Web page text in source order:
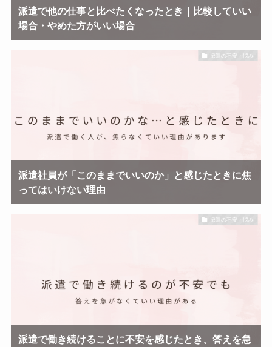
派遣で他の仕事と比べたくなったとき｜比較していい
場合・やめた方がいい場合
派遣の不安・悩み
派遣社員が「このままでいいのか」と感じたときに焦
ってはいけない理由
派遣の不安・悩み
派遣で働き続けることに不安を感じたとき、答えを急